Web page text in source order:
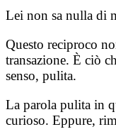
Lei non sa nulla di
Questo reciproco
transazione. È ciò
senso, pulita.
La parola pulita in
curioso. Eppure,